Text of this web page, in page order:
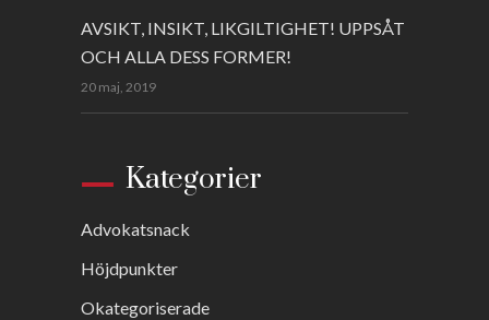
AVSIKT, INSIKT, LIKGILTIGHET! UPPSÅT
OCH ALLA DESS FORMER!
20 maj, 2019
Kategorier
Advokatsnack
Höjdpunkter
Okategoriserade